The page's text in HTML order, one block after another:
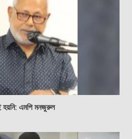
হয়নি: এমপি মনজুরুল